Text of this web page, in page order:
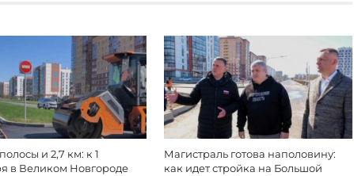
и 2,7 км: к 1
в Великом Новгороде
Магистраль готова наполовину:
как идет стройка на Большой